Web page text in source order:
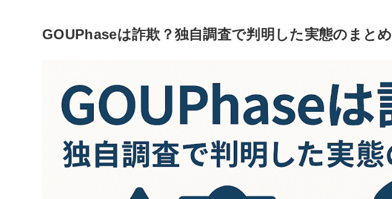
GOUPhaseは詐欺？独自調査で判明した実態のまとめ